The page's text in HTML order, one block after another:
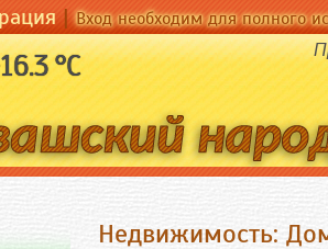
|Вход необходим для полного
°C
Недвижимость: